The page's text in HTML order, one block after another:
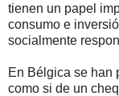
tienen un papel
consumo e
socialmente
En Bélgica se han
como si de un